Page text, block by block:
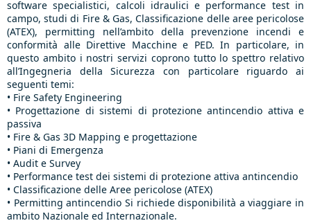
software specialistici, calcoli idraulici e performance test in
campo, studi di Fire & Gas, Classificazione delle aree pericolose
(ATEX), permitting nell’ambito della prevenzione incendi e
conformità alle Direttive Macchine e PED. In particolare, in
questo ambito i nostri servizi coprono tutto lo spettro relativo
all’Ingegneria della Sicurezza con particolare riguardo ai
seguenti temi:
• Fire Safety Engineering
• Progettazione di sistemi di protezione antincendio attiva e
passiva
• Fire & Gas 3D Mapping e progettazione
• Piani di Emergenza
• Audit e Survey
• Performance test dei sistemi di protezione attiva antincendio
• Classificazione delle Aree pericolose (ATEX)
• Permitting antincendio Si richiede disponibilità a viaggiare in
ambito Nazionale ed Internazionale.